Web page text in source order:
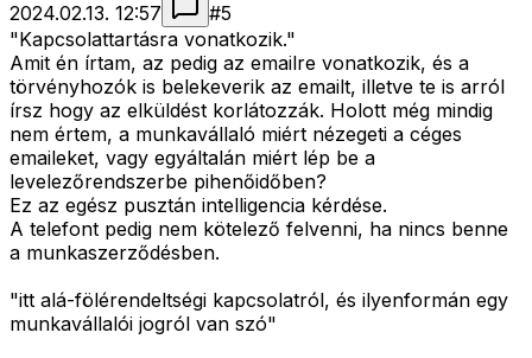
2024.02.13. 12:57
#5
"Kapcsolattartásra vonatkozik."
Amit én írtam, az pedig az emailre vonatkozik, és a
törvényhozók is belekeverik az emailt, illetve te is arról
írsz hogy az elküldést korlátozzák. Holott még mindig
nem értem, a munkavállaló miért nézegeti a céges
emaileket, vagy egyáltalán miért lép be a
levelezőrendszerbe pihenőidőben?
Ez az egész pusztán intelligencia kérdése.
A telefont pedig nem kötelező felvenni, ha nincs benne
a munkaszerződésben.
"itt alá-fölérendeltségi kapcsolatról, és ilyenformán egy
munkavállalói jogról van szó"